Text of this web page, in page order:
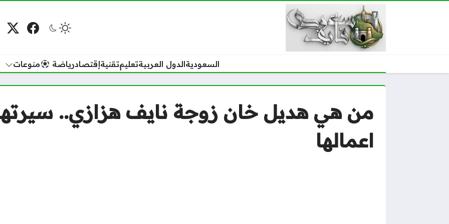
فيسبوك
السعوديةالدول العربيةتعليمتقنيةإقتصادرياضة منوعات
من هي هديل خان زوجة نايف هزازي.. سيرتها
اعمالها